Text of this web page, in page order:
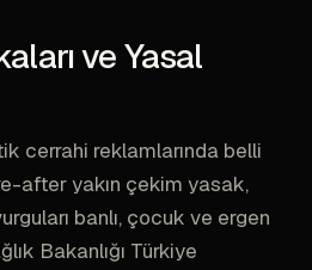
ve Yasal
cerrahi reklamlarında belli
after yakın çekim yasak,
banlı, çocuk ve ergen
Bakanlığı Türkiye